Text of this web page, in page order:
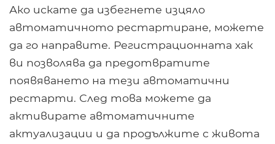
Ако искате да избегнете изцяло
автоматичното рестартиране, можете
да го направите. Регистрационната хак
ви позволява да предотвратите
появяването на тези автоматични
рестарти. След това можете да
активирате автоматичните
актуализации и да продължите с живота